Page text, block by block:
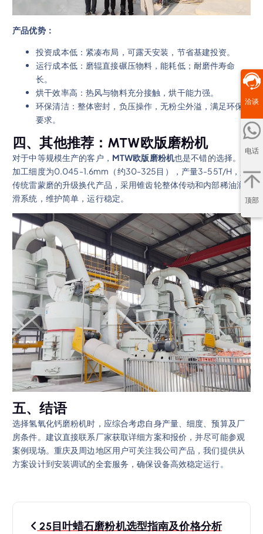
产品优势：
投资成本低：紧凑布局，可露天安装，节省基建投资。
运行成本低：磨辊直接碾压物料，能耗低；耐磨件寿命
长。
烘干效率高：热风与物料充分接触，烘干能力强。
环保清洁：整体密封，负压操作，无粉尘外溢，满足环保
要求。
四、其他推荐：MTW欧版磨粉机
对于中等规模生产的客户， MTW欧版磨粉机也是不错的选择。它
加工细度为0.045-1.6mm（约30-325目），产量3-55T/H，是
传统雷蒙磨的升级换代产品，采用锥齿轮整体传动和内部稀油润
滑系统，维护简单，运行稳定。
五、结语
选择氢氧化钙磨粉机时，应综合考虑自身产量、细度、预算及厂
房条件。建议直接联系厂家获取详细方案和报价，并尽可能参观
案例现场。重庆及周边地区用户可关注我公司产品，我们提供从
方案设计到安装调试的全套服务，确保设备高效稳定运行。
文 25目叶蜡石磨粉机选型指南及价格分析
洽谈
电话
顶部